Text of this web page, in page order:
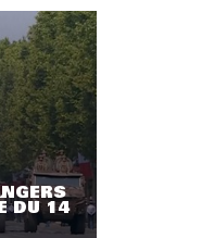
DU 14